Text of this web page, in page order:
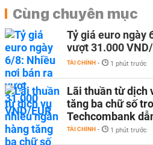
Cùng chuyên mục
Tỷ giá euro ngày
vượt 31.000 VND/
TÀI CHÍNH - 1 phút trước
Lãi thuần từ dịch
tăng ba chữ số
Techcombank
TÀI CHÍNH - 1 phút trước